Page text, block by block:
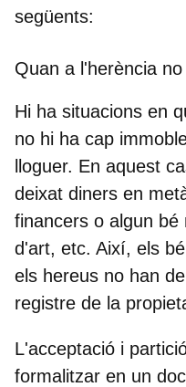
següents:
Quan a l'herència
Hi ha situacions en
no hi ha cap
lloguer. En aquest
deixat diners en
financers o algun
d'art, etc. Així, els
els hereus no han
registre de la
L'acceptació i
formalitzar en un